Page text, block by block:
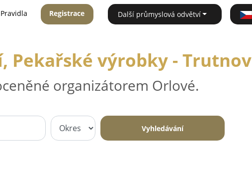
Pravidla Registrace Další průmyslová odvětví
Pekařské výrobky - Trutnov
organizátorem Orlové.
Vyhledávání